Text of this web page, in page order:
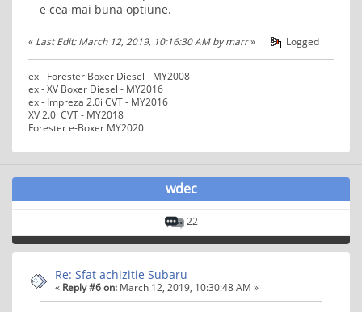
e cea mai buna optiune.
« Last Edit: March 12, 2019, 10:16:30 AM by marr» Logged
ex - Forester Boxer Diesel - MY2008
ex - XV Boxer Diesel - MY2016
ex - Impreza 2.0i CVT - MY2016
XV 2.0i CVT - MY2018
Forester e-Boxer MY2020
wdec
22
Re: Sfat achizitie Subaru
« Reply #6 on: March 12, 2019, 10:30:48 AM »